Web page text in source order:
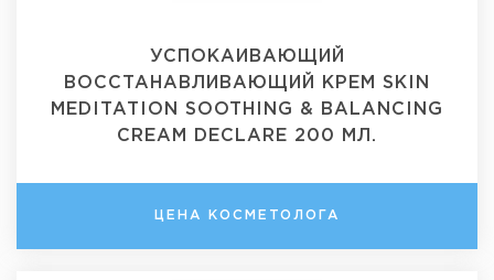
УСПОКАИВАЮЩИЙ
ВОССТАНАВЛИВАЮЩИЙ КРЕМ SKIN
MEDITATION SOOTHING & BALANCING
CREAM DECLARE 200 МЛ.
ЦЕНА КОСМЕТОЛОГА